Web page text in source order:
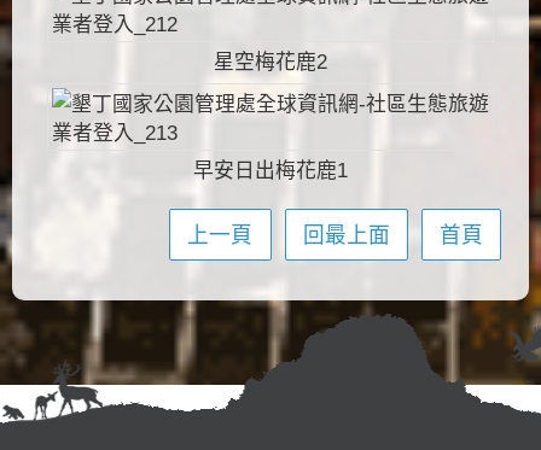
星空梅花鹿2
早安日出梅花鹿1
上一頁 回最上面 首頁